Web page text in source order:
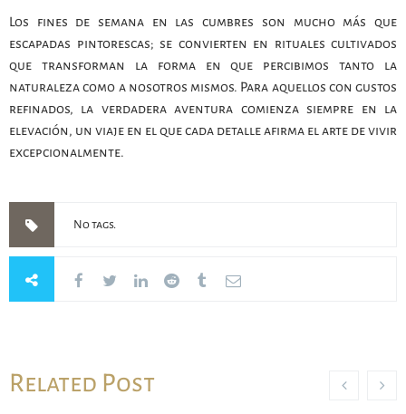
Los fines de semana en las cumbres son mucho más que
escapadas pintorescas; se convierten en rituales cultivados
que transforman la forma en que percibimos tanto la
naturaleza como a nosotros mismos. Para aquellos con gustos
refinados, la verdadera aventura comienza siempre en la
elevación, un viaje en el que cada detalle afirma el arte de vivir
excepcionalmente.
No tags.
Related Post